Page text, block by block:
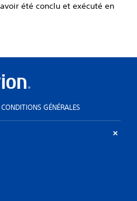
été conclu et exécuté en
CONDITIONS GÉNÉRALES